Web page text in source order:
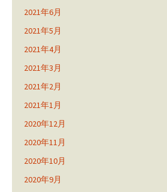
2021年6月
2021年5月
2021年4月
2021年3月
2021年2月
2021年1月
2020年12月
2020年11月
2020年10月
2020年9月